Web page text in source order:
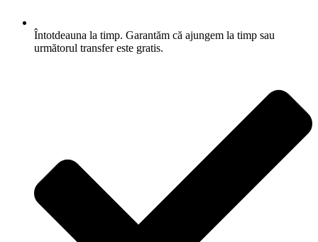
Întotdeauna la timp. Garantăm că ajungem la timp sau
următorul transfer este gratis.